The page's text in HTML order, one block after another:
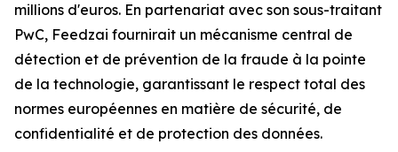
millions d'euros. En partenariat avec son sous-traitant
PwC, Feedzai fournirait un mécanisme central de
détection et de prévention de la fraude à la pointe
de la technologie, garantissant le respect total des
normes européennes en matière de sécurité, de
confidentialité et de protection des données.